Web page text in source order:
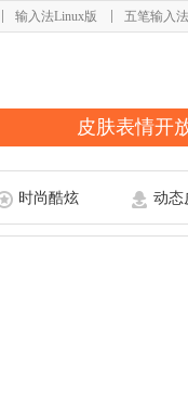
输入法Linux版 五笔输入法
皮肤表情开
时尚酷炫 动态